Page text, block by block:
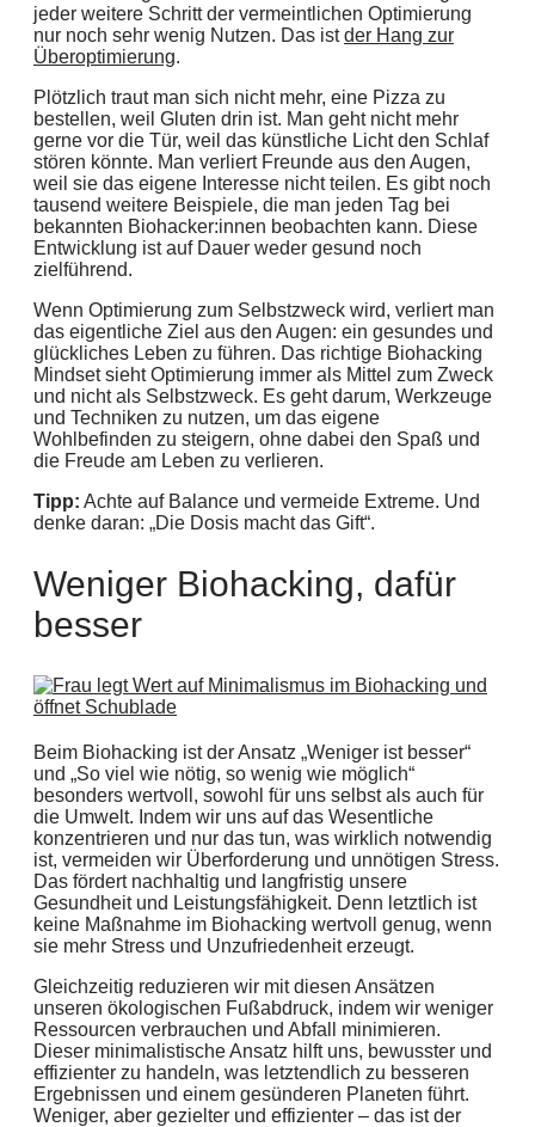
jeder weitere Schritt der vermeintlichen Optimierung
nur noch sehr wenig Nutzen. Das istder Hang zur
Überoptimierung.
Plötzlich traut man sich nicht mehr, eine Pizza zu
bestellen, weil Gluten drin ist. Man geht nicht mehr
gerne vor die Tür, weil das künstliche Licht den Schlaf
stören könnte. Man verliert Freunde aus den Augen,
weil sie das eigene Interesse nicht teilen. Es gibt noch
tausend weitere Beispiele, die man jeden Tag bei
bekannten Biohacker:innen beobachten kann. Diese
Entwicklung ist auf Dauer weder gesund noch
zielführend.
Wenn Optimierung zum Selbstzweck wird, verliert man
das eigentliche Ziel aus den Augen: ein gesundes und
glückliches Leben zu führen. Das richtige Biohacking
Mindset sieht Optimierung immer als Mittel zum Zweck
und nicht als Selbstzweck. Es geht darum, Werkzeuge
und Techniken zu nutzen, um das eigene
Wohlbefinden zu steigern, ohne dabei den Spaß und
die Freude am Leben zu verlieren.
Tipp: Achte auf Balance und vermeide Extreme. Und
denke daran: „Die Dosis macht das Gift“.
Weniger Biohacking, dafür
besser
Beim Biohacking ist der Ansatz „Weniger ist besser“
und „So viel wie nötig, so wenig wie möglich“
besonders wertvoll, sowohl für uns selbst als auch für
die Umwelt. Indem wir uns auf das Wesentliche
konzentrieren und nur das tun, was wirklich notwendig
ist, vermeiden wir Überforderung und unnötigen Stress.
Das fördert nachhaltig und langfristig unsere
Gesundheit und Leistungsfähigkeit. Denn letztlich ist
keine Maßnahme im Biohacking wertvoll genug, wenn
sie mehr Stress und Unzufriedenheit erzeugt.
Gleichzeitig reduzieren wir mit diesen Ansätzen
unseren ökologischen Fußabdruck, indem wir weniger
Ressourcen verbrauchen und Abfall minimieren.
Dieser minimalistische Ansatz hilft uns, bewusster und
effizienter zu handeln, was letztendlich zu besseren
Ergebnissen und einem gesünderen Planeten führt.
Weniger, aber gezielter und effizienter – das ist der